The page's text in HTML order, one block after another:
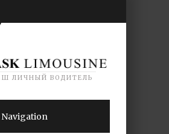
ЛИЧНЫЙ ВОДИТЕЛЬ
Navigation